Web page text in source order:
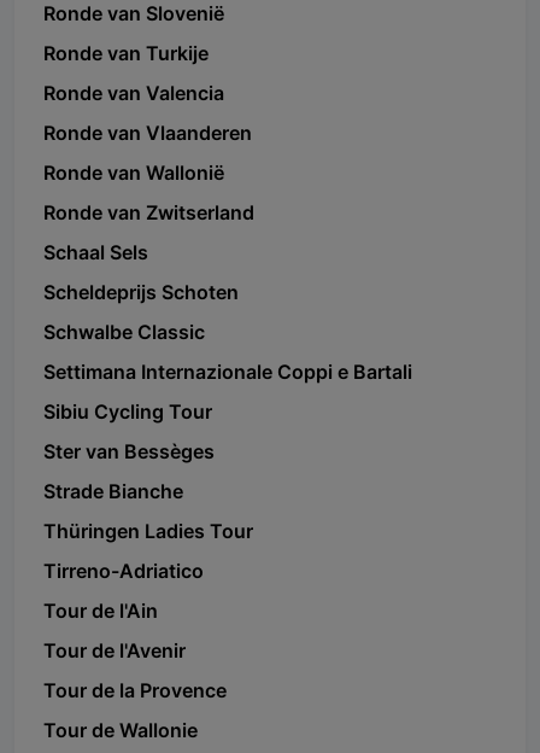
Ronde van Slovenië
Ronde van Turkije
Ronde van Valencia
Ronde van Vlaanderen
Ronde van Wallonië
Ronde van Zwitserland
Schaal Sels
Scheldeprijs Schoten
Schwalbe Classic
Settimana Internazionale Coppi e Bartali
Sibiu Cycling Tour
Ster van Bessèges
Strade Bianche
Thüringen Ladies Tour
Tirreno-Adriatico
Tour de l'Ain
Tour de l'Avenir
Tour de la Provence
Tour de Wallonie